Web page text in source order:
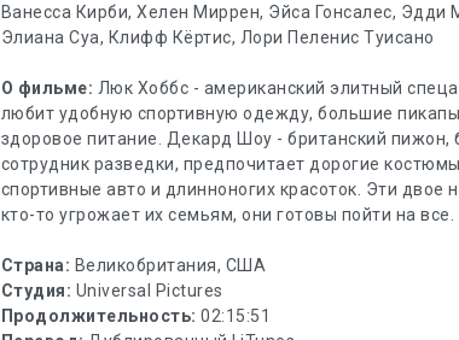
Ванесса Кирби, Хелен Миррен, Эйса Гонсалес, Эдди
Элиана Суа, Клифф Кёртис, Лори Пеленис Туисано
О фильме: Люк Хоббс - американский элитный
любит удобную спортивную одежду, большие
здоровое питание. Декард Шоу - британский пижон,
сотрудник разведки, предпочитает дорогие
спортивные авто и длинноногих красоток. Эти двое
кто-то угрожает их семьям, они готовы пойти на
Страна: Великобритания, США
Студия: Universal Pictures
Продолжительность: 02:15:51